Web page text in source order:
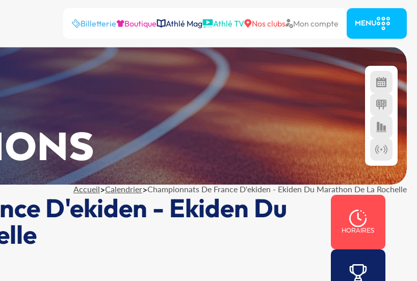
Billetterie Boutique Athlé Mag Athlé TV Nos clubs Mon compte MENU
Accueil>Calendrier>Championnats De France D'ekiden - Ekiden Du Marathon De La Rochelle
D'ekiden - Ekiden Du
HORAIRES